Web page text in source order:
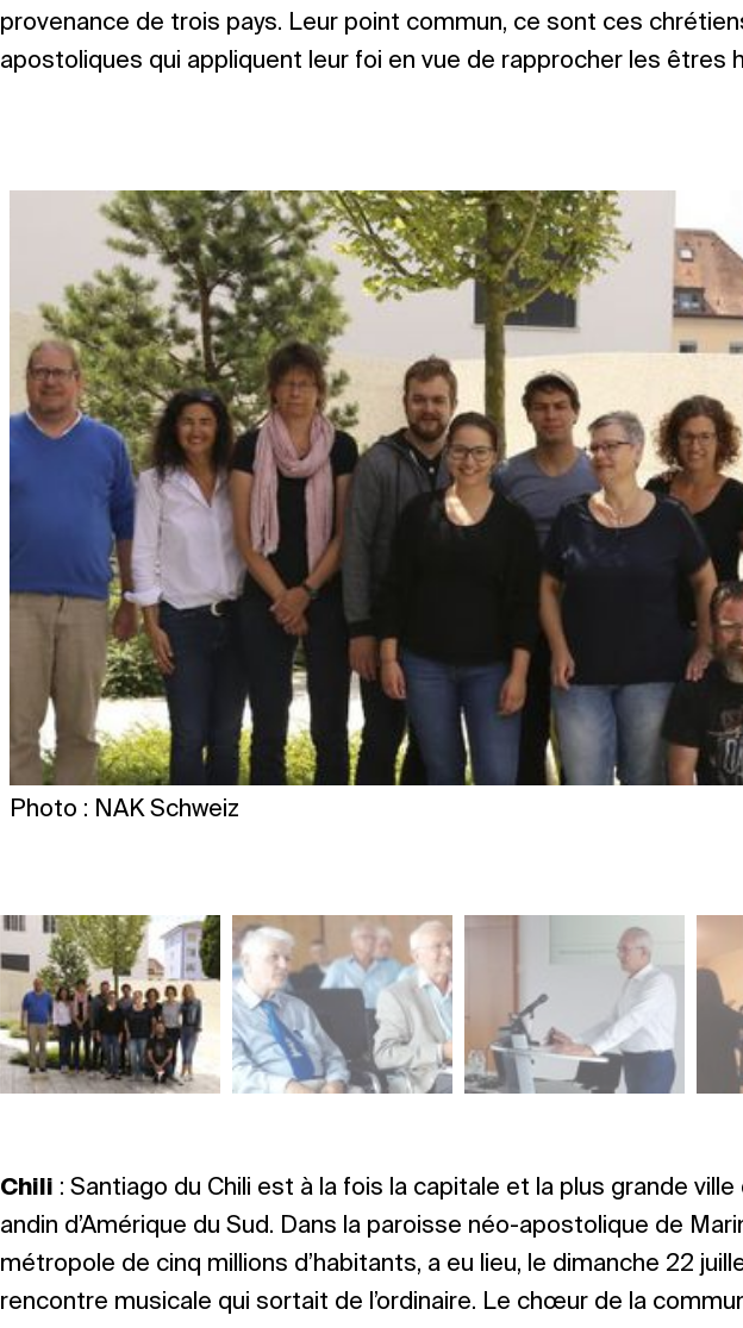
provenance de trois pays. Leur point commun, ce sont ces
apostoliques qui appliquent leur foi en vue de rapprocher les êtres
Photo : NAK Schweiz
Chili : Santiago du Chili est à la fois la capitale et la plus grande
andin d’Amérique du Sud. Dans la paroisse néo-apostolique de
métropole de cinq millions d’habitants, a eu lieu, le dimanche 22
rencontre musicale qui sortait de l’ordinaire. Le chœur de la